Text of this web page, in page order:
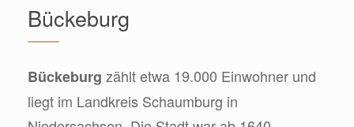
Bückeburg
Bückeburg zählt etwa 19.000 Einwohner und
liegt im Landkreis Schaumburg in